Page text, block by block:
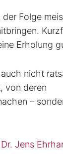
Folge
Erholung
nicht
von deren
–
Jens